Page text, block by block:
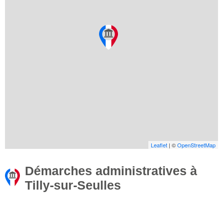
Leaflet | ©OpenStreetMap
Démarches administratives à
Tilly-sur-Seulles